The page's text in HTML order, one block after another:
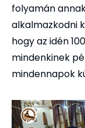
folyamán
alkalmazkodni
hogy az idén
mindenkinek
mindennapok